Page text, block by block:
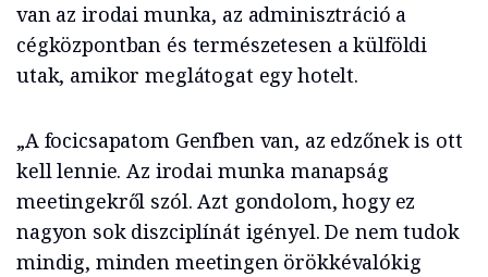
van az irodai munka, az adminisztráció a
cégközpontban és természetesen a külföldi
utak, amikor meglátogat egy hotelt.
„A focicsapatom Genfben van, az edzőnek is ott
kell lennie. Az irodai munka manapság
meetingekről szól. Azt gondolom, hogy ez
nagyon sok diszciplínát igényel. De nem tudok
mindig, minden meetingen örökkévalókig